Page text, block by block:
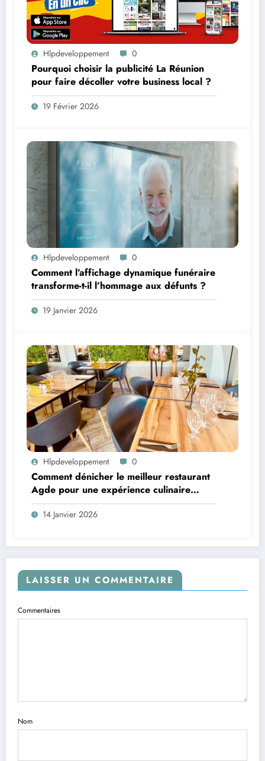
Hlpdeveloppement 0
Pourquoi choisir la publicité La Réunion
pour faire décoller votre business local ?
19 Février 2026
Hlpdeveloppement 0
Comment l’affichage dynamique funéraire
transforme-t-il l’hommage aux défunts ?
19 Janvier 2026
Hlpdeveloppement 0
Comment dénicher le meilleur restaurant
Agde pour une expérience culinaire
inoubliable ?
14 Janvier 2026
LAISSER UN COMMENTAIRE
Commentaires
Nom